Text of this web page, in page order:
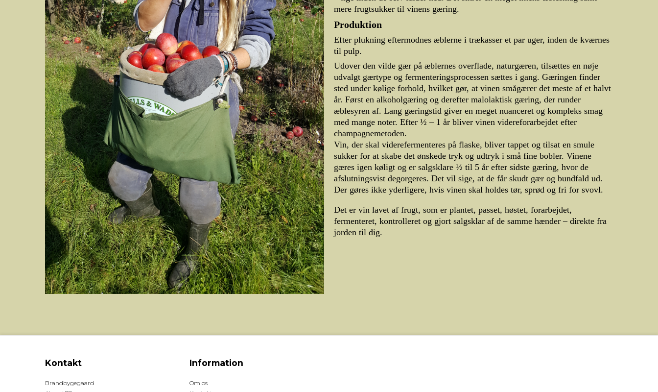
mere frugtsukker til vinens gæring.
Produktion
Efter plukning eftermodnes æblerne i trækasser et par uger, inden de kværnes
til pulp.
Udover den vilde gær på æblernes overflade, naturgæren, tilsættes en nøje
udvalgt gærtype og fermenteringsprocessen sættes i gang. Gæringen finder
sted under kølige forhold, hvilket gør, at vinen smågærer det meste af et halvt
år. Først en alkoholgæring og derefter malolaktisk gæring, der runder
æblesyren af. Lang gæringstid giver en meget nuanceret og kompleks smag
med mange noter. Efter ½ – 1 år bliver vinen videreforarbejdet efter
champagnemetoden.
Vin, der skal viderefermenteres på flaske, bliver tappet og tilsat en smule
sukker for at skabe det ønskede tryk og udtryk i små fine bobler. Vinene
gæres igen køligt og er salgsklare ½ til 5 år efter sidste gæring, hvor de
afslutningsvist degorgeres. Det vil sige, at de får skudt gær og bundfald ud.
Der gøres ikke yderligere, hvis vinen skal holdes tør, sprød og fri for svovl.
Det er vin lavet af frugt, som er plantet, passet, høstet, forarbejdet,
fermenteret, kontrolleret og gjort salgsklar af de samme hænder – direkte fra
jorden til dig.
Kontakt
Brandbygegaard
Information
Om os